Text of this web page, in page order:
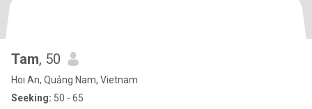
Tam, 50
Hoi An, Quảng Nam, Vietnam
Seeking: 50 - 65